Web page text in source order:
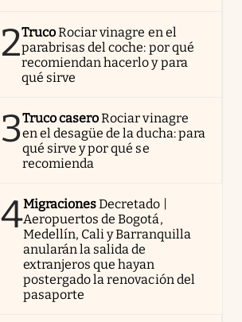
2TrucoRociar vinagre en el
parabrisas del coche: por qué
recomiendan hacerlo y para
qué sirve
3Truco caseroRociar vinagre
en el desagüe de la ducha: para
qué sirve y por qué se
recomienda
4MigracionesDecretado |
Aeropuertos de Bogotá,
Medellín, Cali y Barranquilla
anularán la salida de
extranjeros que hayan
postergado la renovación del
pasaporte